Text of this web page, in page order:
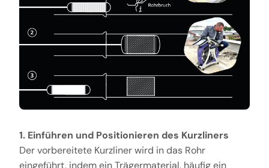
1. Einführen und Positionieren des Kurzliners
Der vorbereitete Kurzliner wird in das Rohr
eingeführt, indem ein Trägermaterial, häufig ein